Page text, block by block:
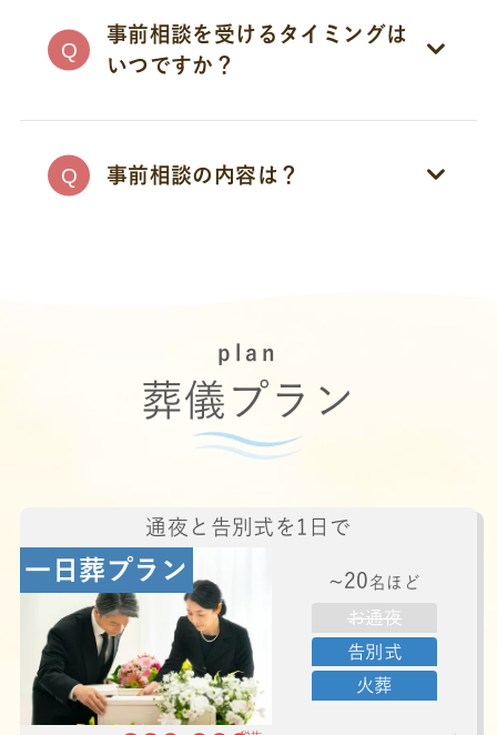
の皆様にも多くご来訪いただいてお
ります。
事前相談を受けるタイミングは
いつですか？
余命を知らされた時
ふと気になり始めたり、万が一に備
えて準備をしておきたいと感じる瞬
間があるかと思います。
「こんなことを聞いてもいいのか
とでも構いませんので、ぜひ葬儀の
プロにご相談ください。
事前相談の内容は？
でお通夜と葬儀を行うかといっ
た最良のプランを見つけます。
葬儀を行う予定の方のご希望も
お伺いします。
決めます。
葬儀場や火葬場のご希望のエリ
アをお伺いします。
葬儀場や火葬場のご希望のエリ
アをお伺いします。
plan
葬儀プラン
通夜と告別式を1日で
一日葬プラン ~20 名ほど
お通夜
告別式
火葬